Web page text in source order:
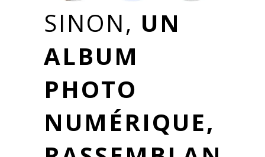
SINON, UN
ALBUM
PHOTO
NUMÉRIQUE,